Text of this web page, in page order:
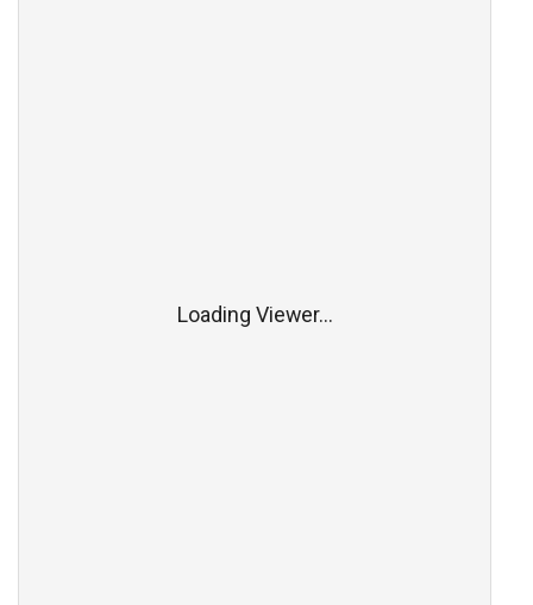
Loading Viewer...